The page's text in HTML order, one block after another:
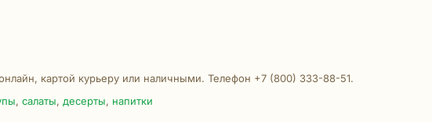
картой курьеру или наличными. Телефон +7 (800) 333-88-51.
, салаты, десерты, напитки